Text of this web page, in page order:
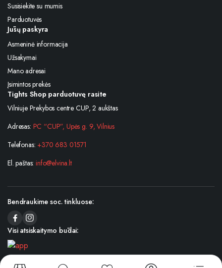
Susisiekite su mumis
Parduotuvės
Jūsų paskyra
Asmeninė informacija
Užsakymai
Mano adresai
Įsimintos prekės
Tights Shop parduotuvę rasite
Vilniuje Prekybos centre CUP, 2 aukštas
Adresas: PC “CUP”, Upės g. 9, Vilnius
Telefonas: +370 683 01571
El. paštas:info@elvina.lt
Bendraukime soc. tinkluose:
Visi atsiskaitymo būdai: